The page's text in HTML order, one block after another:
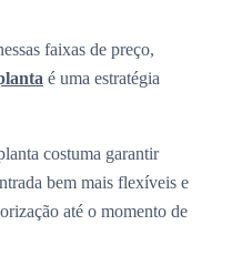
faixas de preço,
é uma estratégia
costuma garantir
bem mais flexíveis e
até o momento de